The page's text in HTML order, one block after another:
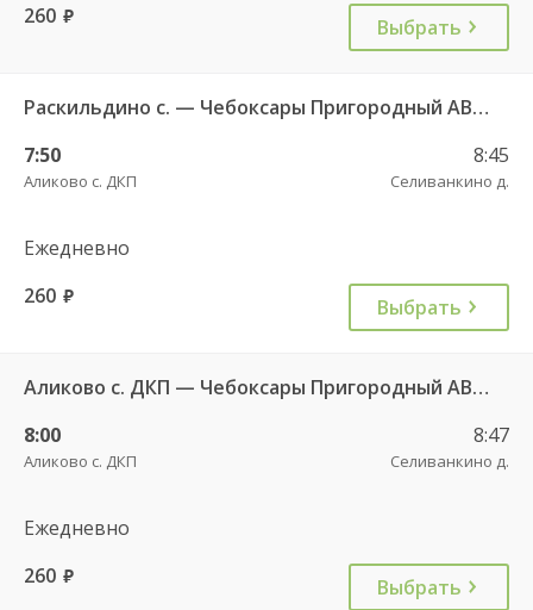
260 руб. Выбрать
Раскильдино с. — Чебоксары Пригородный АВ ч/з Орбаши д. 728
7:50
Аликово с. ДКП
8:45
Селиванкино д.
Ежедневно
260 руб. Выбрать
Аликово с. ДКП — Чебоксары Пригородный АВ 520
8:00
Аликово с. ДКП
8:47
Селиванкино д.
Ежедневно
260 руб. Выбрать